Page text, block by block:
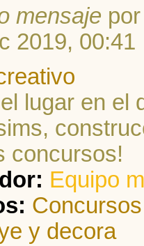
mensaje
2019, 00:41
lugar en el
concursos!
Equipo
Concursos
y decora